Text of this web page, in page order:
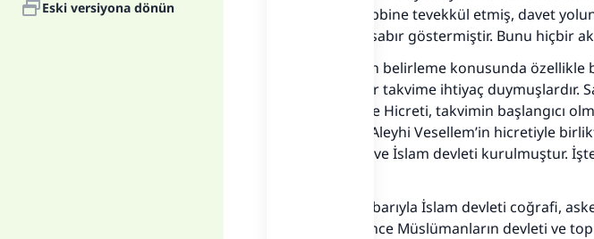
Eski versiyona dönün
sadece Rabbine tevekkül etmiş, davet
çok güzel sabır göstermiştir. Bunu hiçbir
Ancak tarih belirleme konusunda
insanlar bir takvime ihtiyaç duymuşlardır.
döneminde Hicreti, takvimin başlangıcı
Sallallahu Aleyhi Vesellem’in hicretiyle
toplanmış ve İslam devleti kurulmuştur.
Bu tarih itibarıyla İslam devleti coğrafi,
tarihten önce Müslümanların devleti ve